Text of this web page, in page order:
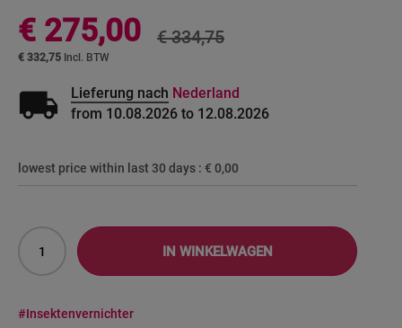
Special
Price
€ 332,75
€ 275,00 € 334,75
local_shipping Lieferung nach Nederland
from 10.08.2026 to 12.08.2026
lowest price within last 30 days : € 0,00
IN WINKELWAGEN
#Insektenvernichter